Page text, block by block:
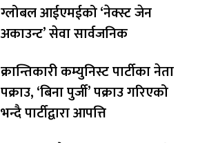
ग्लोबल आईएमईको ‘नेक्स्ट जेन
अकाउन्ट’ सेवा सार्वजनिक
क्रान्तिकारी कम्युनिस्ट पार्टीका नेता
पक्राउ, ‘बिना पुर्जी’ पक्राउ गरिएको
भन्दै पार्टीद्वारा आपत्ति